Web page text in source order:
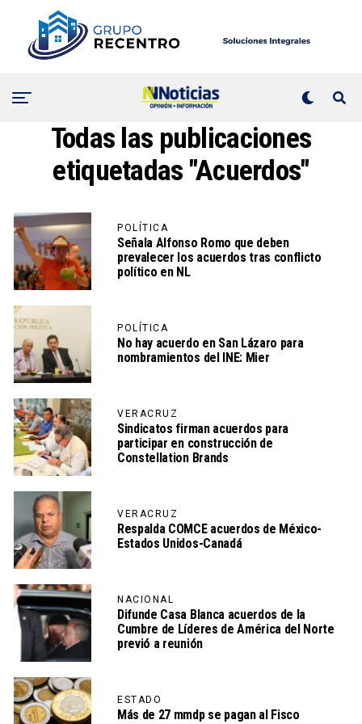
Todas las publicaciones
etiquetadas "Acuerdos"
POLÍTICA
Señala Alfonso Romo que deben
prevalecer los acuerdos tras conflicto
político en NL
POLÍTICA
No hay acuerdo en San Lázaro para
nombramientos del INE: Mier
VERACRUZ
Sindicatos firman acuerdos para
participar en construcción de
Constellation Brands
VERACRUZ
Respalda COMCE acuerdos de México-
Estados Unidos-Canadá
NACIONAL
Difunde Casa Blanca acuerdos de la
Cumbre de Líderes de América del Norte
previó a reunión
ESTADO
Más de 27 mmdp se pagan al Fisco